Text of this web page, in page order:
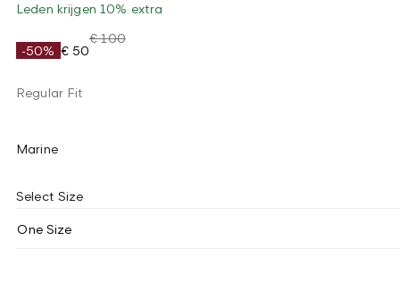
Leden krijgen 10% extra
-50% € 50
€ 100
Regular Fit
Marine
Select Size
One Size